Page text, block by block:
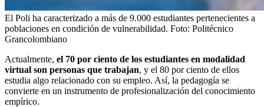
El Poli ha caracterizado a más de 9.000 estudiantes pertenecientes a
poblaciones en condición de vulnerabilidad. Foto: Politécnico
Grancolombiano
Actualmente, el 70 por ciento de los estudiantes en modalidad
virtual son personas que trabajan, y el 80 por ciento de ellos
estudia algo relacionado con su empleo. Así, la pedagogía se
convierte en un instrumento de profesionalización del conocimiento
empírico.